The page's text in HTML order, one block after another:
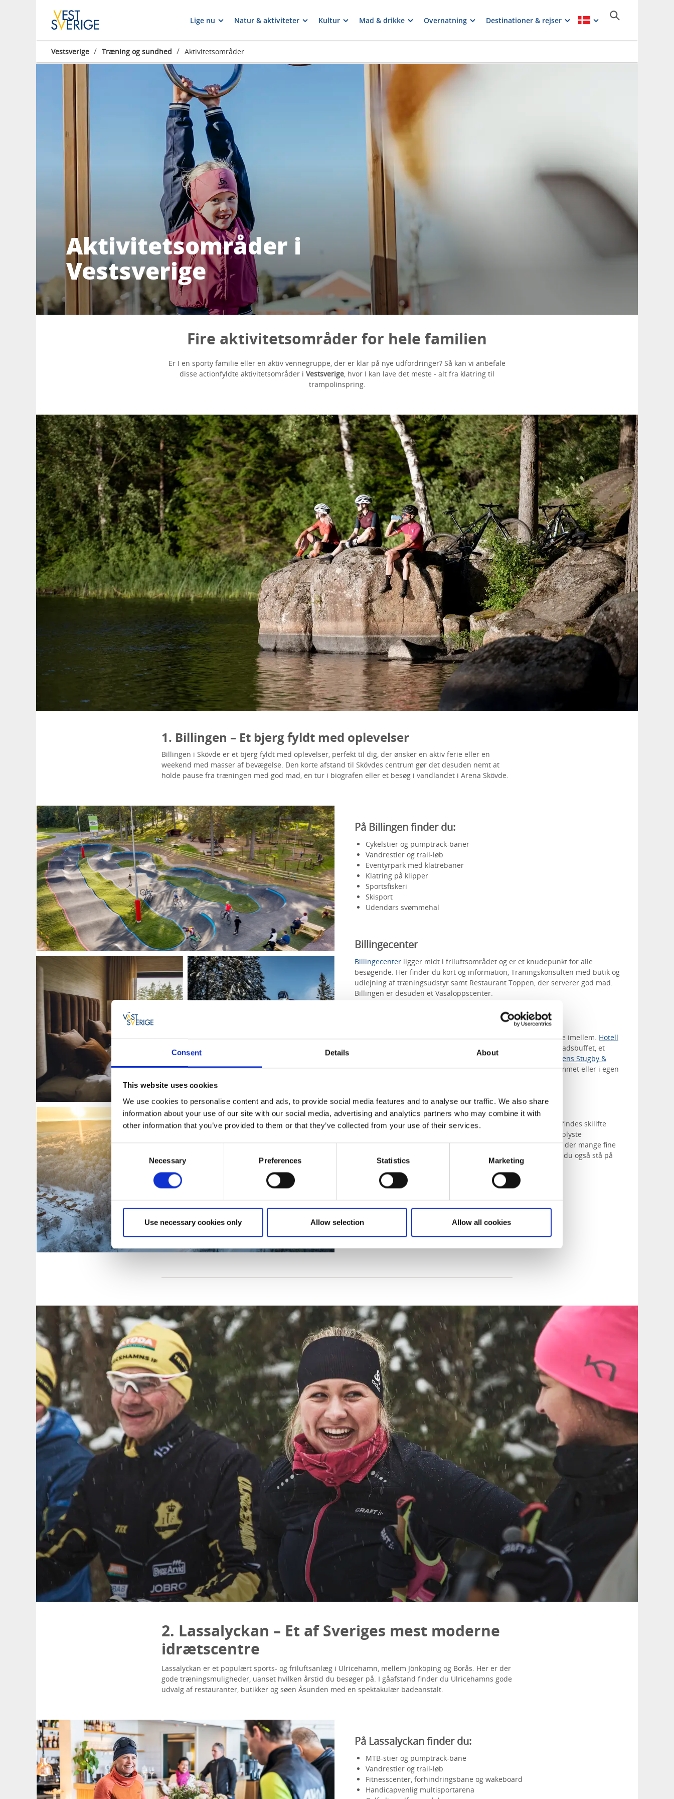
Consent Details About
This website uses cookies
We use cookies to personalise content and ads, to provide social media features and to analyse our traffic. We also share
information about your use of our site with our social media, advertising and analytics partners who may combine it with
other information that you’ve provided to them or that they’ve collected from your use of their services.
Selection
Necessary Preferences Statistics Marketing
Use necessary cookies only Allow selection Allow all cookies
Lige nu Natur & aktiviteter Kultur Mad & drikke Overnatning Destinationer & rejser
Vestsverige / Træning og sundhed / Aktivitetsområder
Aktivitetsområder i
Vestsverige
Fire aktivitetsområder for hele familien
Er I en sporty familie eller en aktiv vennegruppe, der er klar på nye udfordringer? Så kan vi anbefale
disse actionfyldte aktivitetsområder i Vestsverige, hvor I kan lave det meste - alt fra klatring til
trampolinspring.
1. Billingen – Et bjerg fyldt med oplevelser
Billingen i Skövde er et bjerg fyldt med oplevelser, perfekt til dig, der ønsker en aktiv ferie eller en
weekend med masser af bevægelse. Den korte afstand til Skövdes centrum gør det desuden nemt at
holde pause fra træningen med god mad, en tur i biografen eller et besøg i vandlandet i Arena Skövde.
På Billingen finder du:
Cykelstier og pumptrack-baner
Vandrestier og trail-løb
Eventyrpark med klatrebaner
Klatring på klipper
Sportsfiskeri
Skisport
Udendørs svømmehal
Billingecenter
Billingecenter ligger midt i friluftsområdet og er et knudepunkt for alle
besøgende. Her finder du kort og information, Träningskonsulten med butik og
udlejning af træningsudstyr samt Restaurant Toppen, der serverer god mad.
Billingen er desuden et Vasaloppscenter.
Indkvartering i forskellige prisklasser
På Billingen er der to hovedindkvarteringsmuligheder at vælge imellem. Hotell
har Skövdes bedste udsigt, en luksuriøs morgenmadsbuffet, et
fantastisk spaområde og pakketilbud til dine behov. På
Billingens Stugby &
Campingkan hele familien bo i enklere hytter, på vandrerhjemmet eller i egen
Et magisk vinterparadis
Billingen er kendt for sine snefyldte vintre. På Billingebacken findes skilifte
samt en funpark med hop i forskellige sværhedsgrader. Det oplyste
kunstsnespor til langrend er 10 km langt, og derudover findes der mange fine
natursnespor for dig, der kan lide
at stå på langrend
. Her kan du også stå på
skøjter iArena Billingen
Læs mere om Billingen
2. Lassalyckan – Et af Sveriges mest moderne
idrætscentre
Lassalyckan er et populært sports- og friluftsanlæg i Ulricehamn, mellem Jönköping og Borås. Her er der
gode træningsmuligheder, uanset hvilken årstid du besøger på. I gåafstand finder du Ulricehamns gode
udvalg af restauranter, butikker og søen Åsunden med en spektakulær badeanstalt.
På Lassalyckan finder du:
MTB-stier og pumptrack-bane
Vandrestier og trail-løb
Fitnesscenter, forhindringsbane og wakeboard
Handicapvenlig multisportarena